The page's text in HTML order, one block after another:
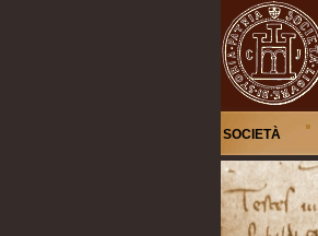
SOCIETÀ